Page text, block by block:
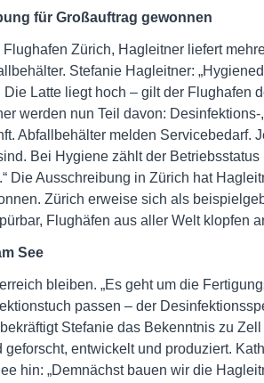
für Großauftrag gewonnen
Zürich, Hagleitner liefert
Stefanie Hagleitner:
Latte liegt hoch – gilt der Flughafen
werden nun Teil davon: Desinfektions-
Abfallbehälter melden Servicebedarf.
Bei Hygiene zählt der
Die Ausschreibung in Zürich hat
Zürich erweise sich als
Flughäfen aus aller Welt klopfen
See
bleiben. „Es geht um die
passen – der
Stefanie das Bekenntnis zu
entwickelt und produziert.
hin: „Demnächst bauen wir die